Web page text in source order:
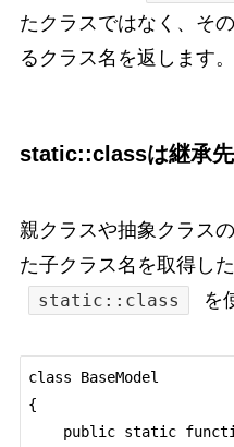
たクラスではなく、そ
るクラス名を返します。
static::classは継承
親クラスや抽象クラス
た子クラス名を取得し
static::class を
class BaseModel
{